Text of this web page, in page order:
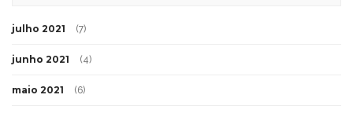
julho 2021 (7)
junho 2021 (4)
maio 2021 (6)